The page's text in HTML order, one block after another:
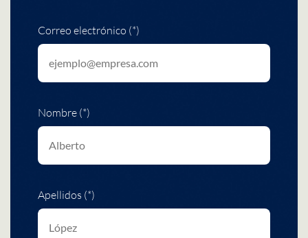
Correo electrónico (*)
Nombre (*)
Apellidos (*)